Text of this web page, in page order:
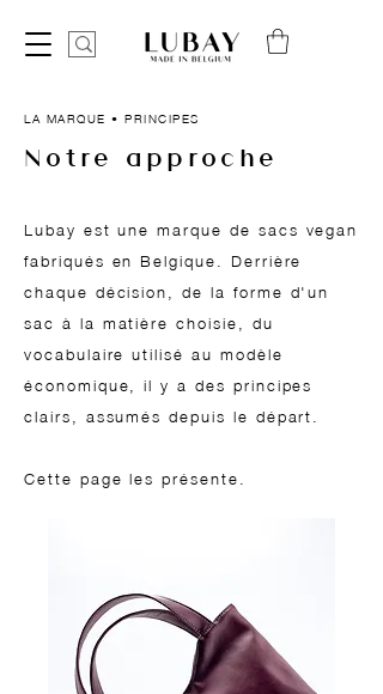
LA MARQUE • PRINCIPES
Notre approche
Lubay est une marque de sacs vegan
fabriqués en Belgique. Derrière
chaque décision, de la forme d'un
sac à la matière choisie, du
vocabulaire utilisé au modèle
économique, il y a des principes
clairs, assumés depuis le départ.
Cette page les présente.